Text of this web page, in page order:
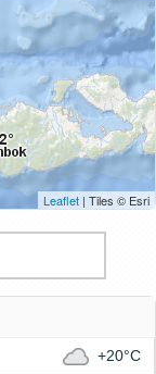
Leaflet | Tiles © Esri
+20°C